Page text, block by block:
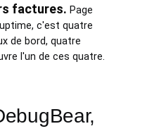
factures. Page
c'est quatre
de bord, quatre
l'un de ces quatre.